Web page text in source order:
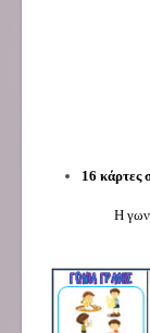
16 κάρτες
Η